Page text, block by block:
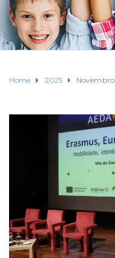
Home 2025 Novembro